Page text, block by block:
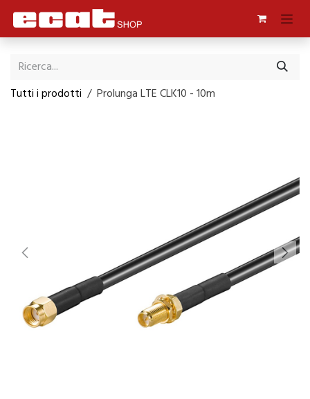
Passa al contenuto
Tutti i prodotti Prolunga LTE CLK10 - 10m